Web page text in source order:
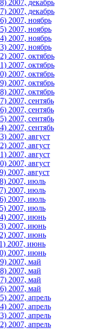
2007, декабрь
2007, декабрь
2007, ноябрь
2007, ноябрь
2007, ноябрь
2007, ноябрь
2007, октябрь
2007, октябрь
2007, октябрь
2007, октябрь
2007, октябрь
2007, сентябь
2007, сентябь
2007, сентябь
2007, сентябь
2007, август
2007, август
2007, август
2007, август
2007, август
2007, июль
2007, июль
2007, июль
2007, июль
2007, июнь
2007, июнь
2007, июнь
2007, июнь
2007, июнь
2007, май
2007, май
2007, май
2007, май
2007, апрель
2007, апрель
2007, апрель
2007, апрель